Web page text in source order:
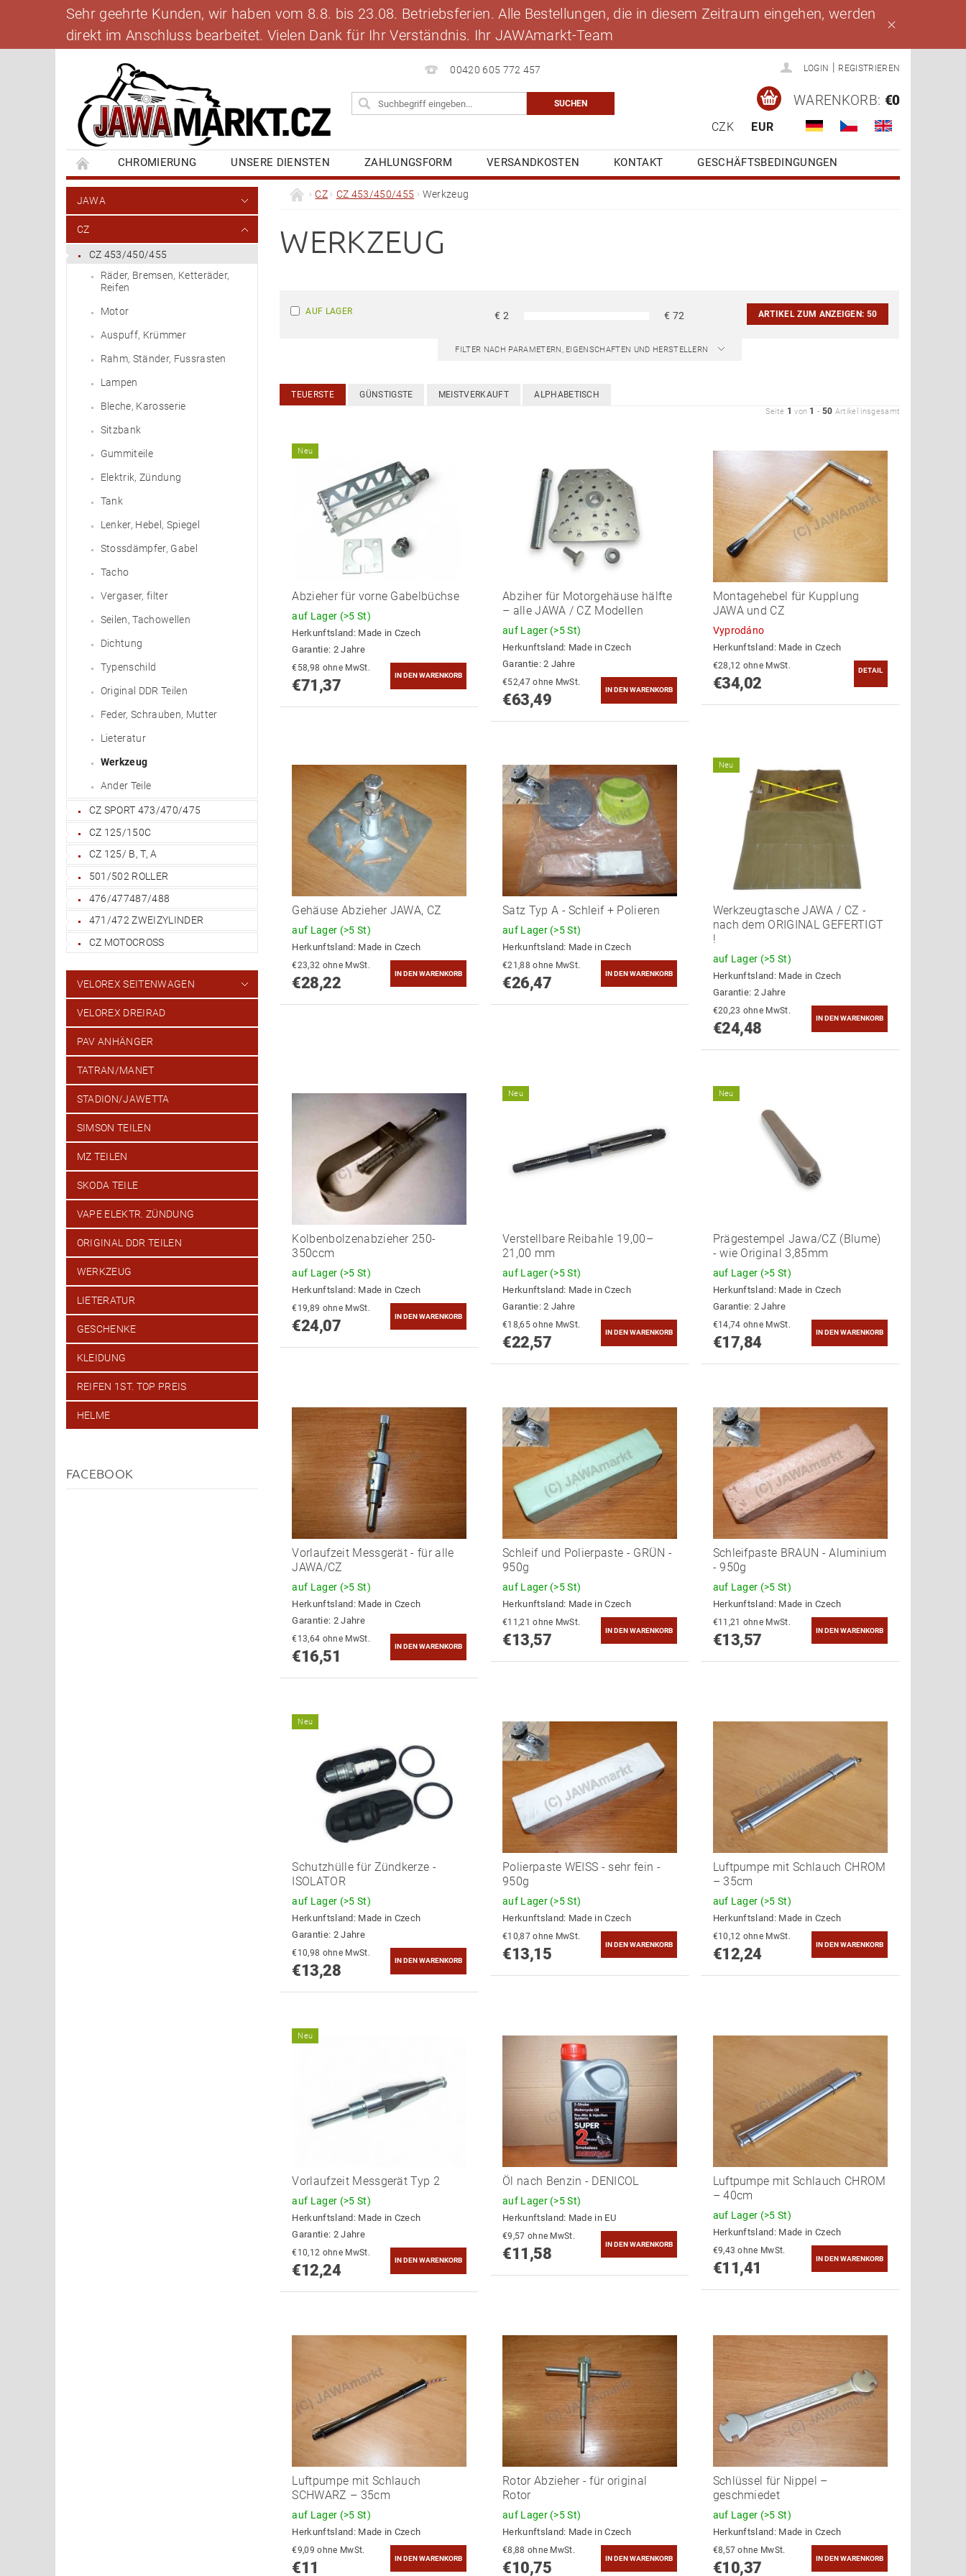
Sehr geehrte Kunden, wir haben vom 8.8. bis 23.08. Betriebsferien. Alle Bestellungen, die in diesem Zeitraum eingehen, werden
direkt im Anschluss bearbeitet. Vielen Dank für Ihr Verständnis. Ihr JAWAmarkt-Team
00420 605 772 457 LOGIN REGISTRIEREN
CZK EUR
WARENKORB: €0
CHROMIERUNG UNSERE DIENSTEN ZAHLUNGSFORM VERSANDKOSTEN KONTAKT
GESCHÄFTSBEDINGUNGEN
BANKVERBINDUNG
SCHREIBEN SIE UNS BLOG MEINE BESTELLUNG
JAWA
CZ
CZ 453/450/455
Räder, Bremsen, Ketteräder,
Reifen
Motor
Auspuff, Krümmer
Rahm, Ständer, Fussrasten
Lampen
Bleche, Karosserie
Sitzbank
Gummiteile
Elektrik, Zündung
Tank
Lenker, Hebel, Spiegel
Stossdämpfer, Gabel
Tacho
Vergaser, filter
Seilen, Tachowellen
Dichtung
Typenschild
Original DDR Teilen
Feder, Schrauben, Mutter
Lieteratur
Werkzeug
Ander Teile
CZ SPORT 473/470/475
CZ 125/150C
CZ 125/ B, T, A
501/502 ROLLER
476/477487/488
471/472 ZWEIZYLINDER
CZ MOTOCROSS
VELOREX SEITENWAGEN
VELOREX DREIRAD
PAV ANHÄNGER
TATRAN/MANET
STADION/JAWETTA
SIMSON TEILEN
MZ TEILEN
SKODA TEILE
VAPE ELEKTR. ZÜNDUNG
ORIGINAL DDR TEILEN
WERKZEUG
LIETERATUR
GESCHENKE
KLEIDUNG
REIFEN 1ST. TOP PREIS
HELME
FACEBOOK
CZ CZ 453/450/455 Werkzeug
WERKZEUG
AUF LAGER €2 € 72 ARTIKEL ZUM ANZEIGEN: 50
FILTER NACH PARAMETERN, EIGENSCHAFTEN UND HERSTELLERN
TEUERSTE GÜNSTIGSTE MEISTVERKAUFT ALPHABETISCH
Seite 1 von 1 - 50 Artikel insgesamt
Neu
Abzieher für vorne Gabelbüchse
auf Lager (>5 St)
Herkunftsland: Made in Czech
Garantie: 2 Jahre
€58,98 ohne MwSt.
€71,37
Abziher für Motorgehäuse hälfte
– alle JAWA / CZ Modellen
auf Lager (>5 St)
Herkunftsland: Made in Czech
Garantie: 2 Jahre
€52,47 ohne MwSt.
€63,49
Montagehebel für Kupplung
JAWA und CZ
Vyprodáno
Herkunftsland: Made in Czech
€28,12 ohne MwSt.
€34,02
DETAIL
Gehäuse Abzieher JAWA, CZ
auf Lager (>5 St)
Herkunftsland: Made in Czech
€23,32 ohne MwSt.
€28,22
Satz Typ A - Schleif + Polieren
auf Lager (>5 St)
Herkunftsland: Made in Czech
€21,88 ohne MwSt.
€26,47
Neu
Werkzeugtasche JAWA / CZ -
nach dem ORIGINAL GEFERTIGT
!
auf Lager (>5 St)
Herkunftsland: Made in Czech
Garantie: 2 Jahre
€20,23 ohne MwSt.
€24,48
Kolbenbolzenabzieher 250-
350ccm
auf Lager (>5 St)
Herkunftsland: Made in Czech
€19,89 ohne MwSt.
€24,07
Neu
Verstellbare Reibahle 19,00–
21,00 mm
auf Lager (>5 St)
Herkunftsland: Made in Czech
Garantie: 2 Jahre
€18,65 ohne MwSt.
€22,57
Neu
Prägestempel Jawa/CZ (Blume)
- wie Original 3,85mm
auf Lager (>5 St)
Herkunftsland: Made in Czech
Garantie: 2 Jahre
€14,74 ohne MwSt.
€17,84
Vorlaufzeit Messgerät - für alle
JAWA/CZ
auf Lager (>5 St)
Herkunftsland: Made in Czech
Garantie: 2 Jahre
€13,64 ohne MwSt.
€16,51
Schleif und Polierpaste - GRÜN -
950g
auf Lager (>5 St)
Herkunftsland: Made in Czech
€11,21 ohne MwSt.
€13,57
Schleifpaste BRAUN - Aluminium
- 950g
auf Lager (>5 St)
Herkunftsland: Made in Czech
€11,21 ohne MwSt.
€13,57
Neu
Schutzhülle für Zündkerze -
ISOLATOR
auf Lager (>5 St)
Herkunftsland: Made in Czech
Garantie: 2 Jahre
€10,98 ohne MwSt.
€13,28
Polierpaste WEISS - sehr fein -
950g
auf Lager (>5 St)
Herkunftsland: Made in Czech
€10,87 ohne MwSt.
€13,15
Luftpumpe mit Schlauch CHROM
– 35cm
auf Lager (>5 St)
Herkunftsland: Made in Czech
€10,12 ohne MwSt.
€12,24
Neu
Vorlaufzeit Messgerät Typ 2
auf Lager (>5 St)
Herkunftsland: Made in Czech
Garantie: 2 Jahre
€10,12 ohne MwSt.
€12,24
Öl nach Benzin - DENICOL
auf Lager (>5 St)
Herkunftsland: Made in EU
€9,57 ohne MwSt.
€11,58
Luftpumpe mit Schlauch CHROM
– 40cm
auf Lager (>5 St)
Herkunftsland: Made in Czech
€9,43 ohne MwSt.
€11,41
Luftpumpe mit Schlauch
SCHWARZ – 35cm
auf Lager (>5 St)
Herkunftsland: Made in Czech
€9,09 ohne MwSt.
€11
Rotor Abzieher - für original
Rotor
auf Lager (>5 St)
Herkunftsland: Made in Czech
€8,88 ohne MwSt.
€10,75
Schlüssel für Nippel –
geschmiedet
auf Lager (>5 St)
Herkunftsland: Made in Czech
€8,57 ohne MwSt.
€10,37